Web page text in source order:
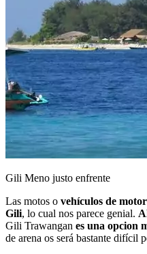
Gili Meno justo enfrente
Las motos o vehículos de
Gili, lo cual nos parece genial.
Gili Trawangan es una opcion
de arena os será bastante difícil